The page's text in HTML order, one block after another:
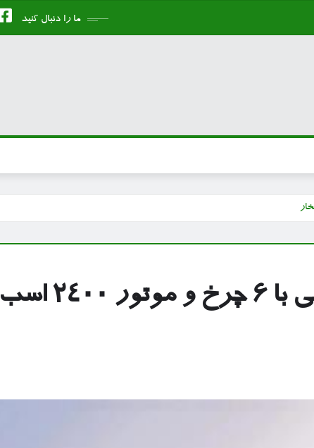
ما را دنبال کنید
نخستین خودروی برقی هنسی با ۶ چرخ و موتور ۲۴۰۰ اسب